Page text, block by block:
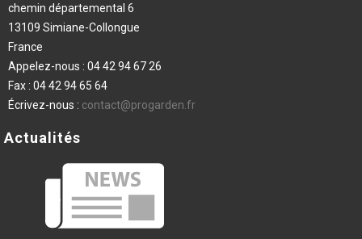
chemin départemental 6
13109 Simiane-Collongue
France
Appelez-nous : 04 42 94 67 26
Fax : 04 42 94 65 64
Écrivez-nous : contact@progarden.fr
Actualités